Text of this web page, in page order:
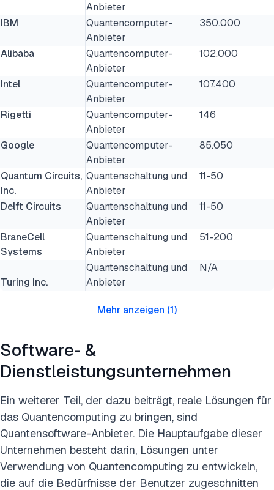
Anbieter
IBM
Quantencomputer-
Anbieter
350.000
Alibaba
Quantencomputer-
Anbieter
102.000
Intel
Quantencomputer-
Anbieter
107.400
Rigetti
Quantencomputer-
Anbieter
146
Google
Quantencomputer-
Anbieter
85.050
Quantum Circuits,
Inc.
Quantenschaltung und
Anbieter
11-50
Delft Circuits
Quantenschaltung und
Anbieter
11-50
BraneCell
Systems
Quantenschaltung und
Anbieter
51-200
Turing Inc.
Quantenschaltung und
Anbieter
N/A
Mehr anzeigen (1)
Software- &
Dienstleistungsunternehmen
Ein weiterer Teil, der dazu beiträgt, reale Lösungen für
das Quantencomputing zu bringen, sind
Quantensoftware-Anbieter. Die Hauptaufgabe dieser
Unternehmen besteht darin, Lösungen unter
Verwendung von Quantencomputing zu entwickeln,
die auf die Bedürfnisse der Benutzer zugeschnitten